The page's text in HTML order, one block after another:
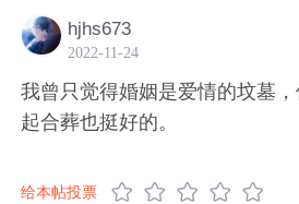
hjhs673
2022-11-24
我曾只觉得婚姻是爱情的坟墓
起合葬也挺好的。
给本帖投票